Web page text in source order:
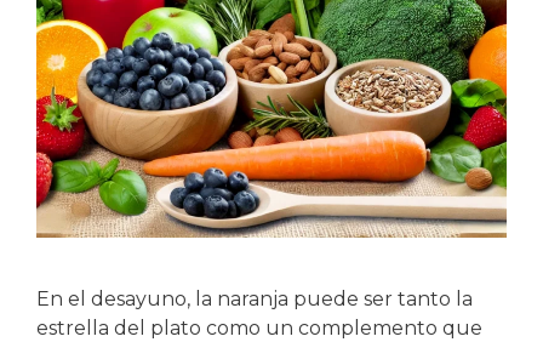
En el desayuno, la naranja puede ser tanto la
estrella del plato como un complemento que